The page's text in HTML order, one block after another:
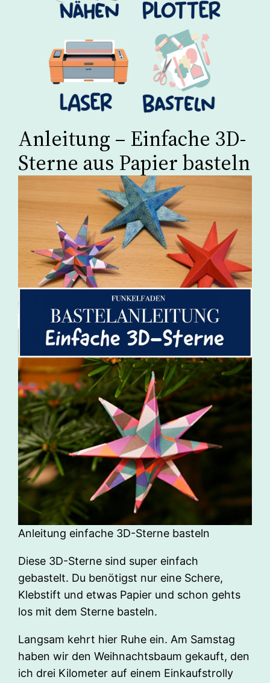
Anleitung – Einfache 3D-
Sterne aus Papier basteln
Anleitung einfache 3D-Sterne basteln
Diese 3D-Sterne sind super einfach
gebastelt. Du benötigst nur eine Schere,
Klebstift und etwas Papier und schon gehts
los mit dem Sterne basteln.
Langsam kehrt hier Ruhe ein. Am Samstag
haben wir den Weihnachtsbaum gekauft, den
ich drei Kilometer auf einem Einkaufstrolly